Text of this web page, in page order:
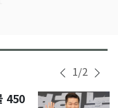
1/2
450